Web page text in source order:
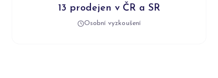
13 prodejen v ČR a SR
Osobní vyzkoušení